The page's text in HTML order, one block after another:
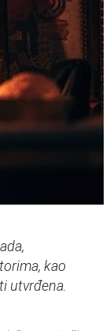
kao
utvrđena.